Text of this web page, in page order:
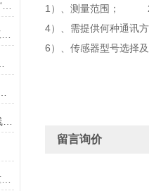
KEY-10M 隔爆型水银浮球开关的导线连接过程中，如何确保隔爆密封性能？
LY1G-2X 离心式超速开关的离心飞重动平衡检测装置，作为核心检测配件
1）、测量范围； 2
4）、需提供何种通
6）、传感器型号选择
留言询价